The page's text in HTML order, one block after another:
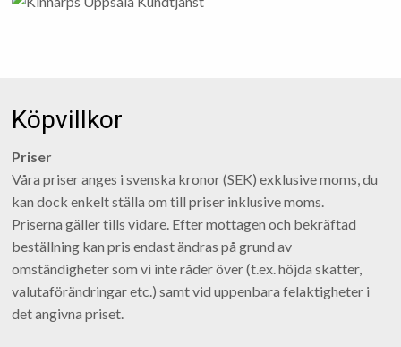
Köpvillkor
Priser
Våra priser anges i svenska kronor (SEK) exklusive moms, du
kan dock enkelt ställa om till priser inklusive moms.
Priserna gäller tills vidare. Efter mottagen och bekräftad
beställning kan pris endast ändras på grund av
omständigheter som vi inte råder över (t.ex. höjda skatter,
valutaförändringar etc.) samt vid uppenbara felaktigheter i
det angivna priset.